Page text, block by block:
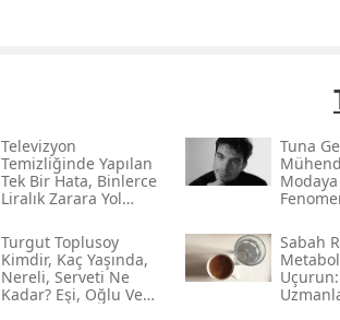
Televizyon
Temizliğinde Yapılan
Tek Bir Hata, Binlerce
Liralık Zarara Yol
Tuna
Turgut Toplusoy
Kimdir, Kaç Yaşında,
Nereli, Serveti Ne
Kadar? Eşi, Oğlu Ve
Sabah